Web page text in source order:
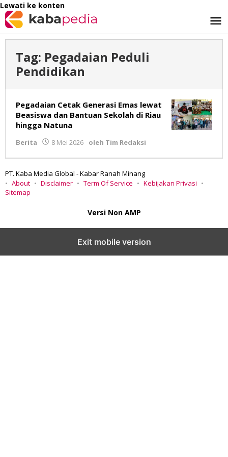
Lewati ke konten
Tag: Pegadaian Peduli
Pendidikan
Pegadaian Cetak Generasi Emas lewat
Beasiswa dan Bantuan Sekolah di Riau
hingga Natuna
Berita 8 Mei 2026 oleh Tim Redaksi
PT. Kaba Media Global - Kabar Ranah Minang
About
Disclaimer Term Of Service
Kebijakan Privasi
Sitemap
Versi Non AMP
Exit mobile version